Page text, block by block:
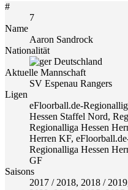
#
7
Name
Aaron Sandrock
Nationalität
Deutschland
Aktuelle Mannschaft
SV Espenau Rangers
Ligen
eFloorball.de-
Hessen Staffel Nord,
Regionalliga Hessen
Herren KF,
Regionalliga Hessen
GF
Saisons
2017 / 2018, 2018 /